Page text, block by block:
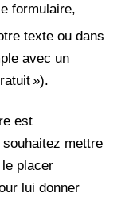
formulaire,
texte ou dans
avec un
»).
est
souhaitez mettre
placer
lui donner